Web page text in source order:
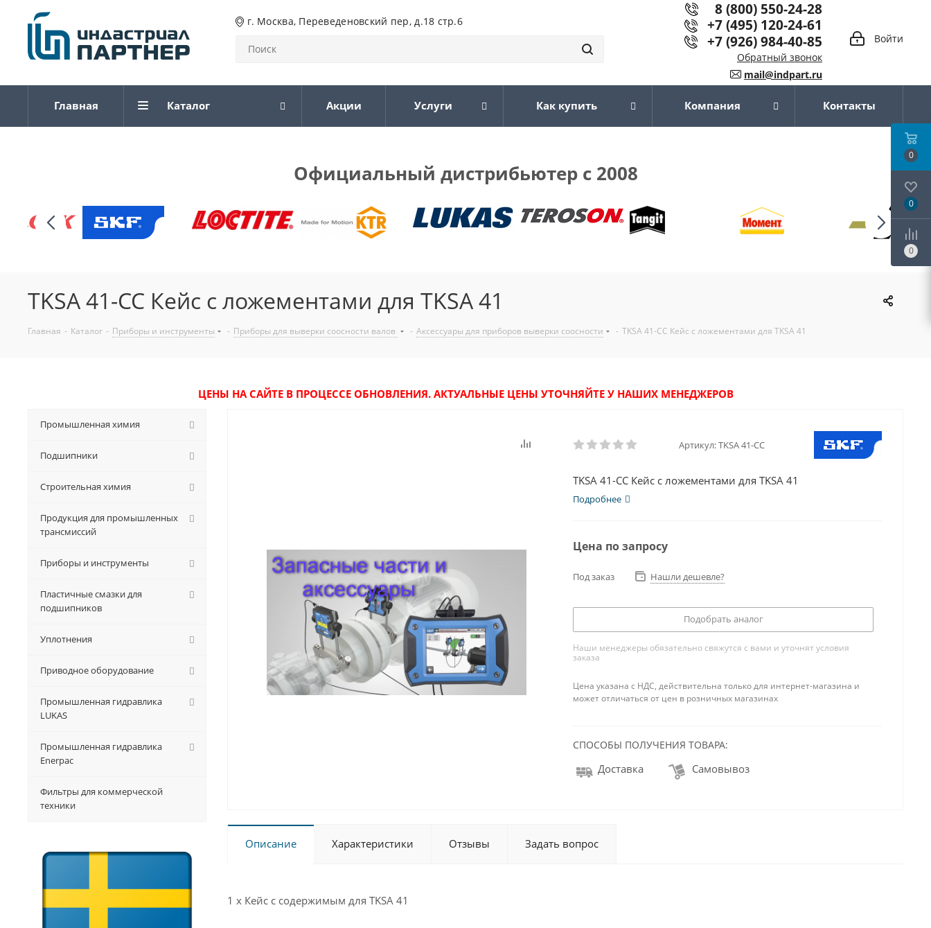
г. Москва, Переведеновский пер, д.18 стр.6
Войти
8 (800) 550-24-28
+7 (495) 120-24-61
+7 (926) 984-40-85
Обратный звонок
mail@indpart.ru
Главная Каталог Акции Услуги Как купить Компания Контакты
Официальный дистрибьютер с 2008
TKSA 41-CC Кейс с ложементами для TKSA 41
Главная - Каталог - Приборы и инструменты - Приборы для выверки соосности валов - Аксессуары для приборов выверки соосности - TKSA 41-CC Кейс с ложементами для TKSA 41
ЦЕНЫ НА САЙТЕ В ПРОЦЕССЕ ОБНОВЛЕНИЯ. АКТУАЛЬНЫЕ ЦЕНЫ УТОЧНЯЙТЕ У НАШИХ МЕНЕДЖЕРОВ
Артикул:TKSA 41-CC
TKSA 41-CC Кейс с ложементами для TKSA 41
Подробнее
Цена по запросу
Под заказ Нашли дешевле?
Подобрать аналог
Наши менеджеры обязательно свяжутся с вами и уточнят условия
заказа
Цена указана с НДС, действительна только для интернет-магазина и
может отличаться от цен в розничных магазинах
СПОСОБЫ ПОЛУЧЕНИЯ ТОВАРА:
Доставка Самовывоз
Описание Характеристики Отзывы Задать вопрос
1 х Кейс с содержимым для TKSA 41
Промышленная химия
Подшипники
Строительная химия
Продукция для промышленных
трансмиссий
Приборы и инструменты
Пластичные смазки для
подшипников
Уплотнения
Приводное оборудование
Промышленная гидравлика
LUKAS
Промышленная гидравлика
Enerpac
Фильтры для коммерческой
техники
0
0
0